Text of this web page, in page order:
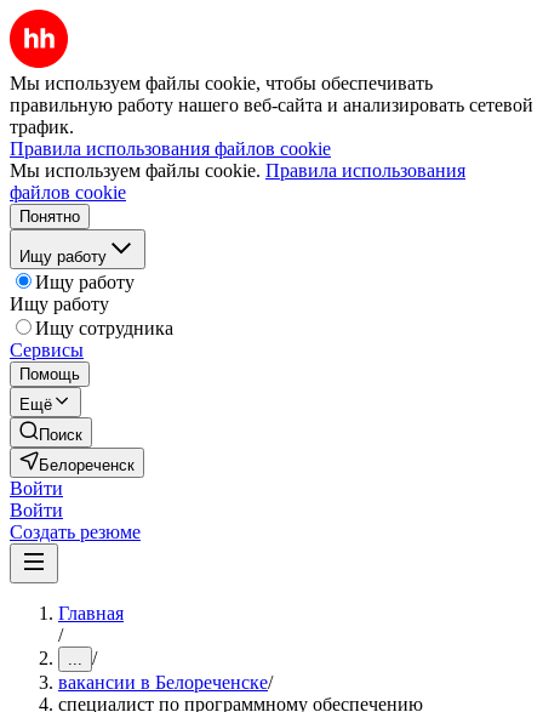
Мы используем файлы cookie, чтобы обеспечивать
правильную работу нашего веб-сайта и анализировать сетевой
трафик.
Правила использования файлов cookie
Мы используем файлы cookie. Правила использования
файлов cookie
Понятно
Ищу работу
Ищу работу
Ищу работу
Ищу сотрудника
Сервисы
Помощь
Ещё
Поиск
Белореченск
Войти
Войти
Создать резюме
Главная
/
... /
вакансии в Белореченске/
специалист по программному обеспечению